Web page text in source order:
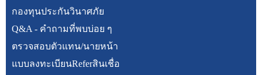
กองทุนประกันวินาศภัย
Q&A - คำถามที่พบบ่อย ๆ
ตรวจสอบตัวแทน/นายหน้า
แบบลงทะเบียนReferสินเชื่อ